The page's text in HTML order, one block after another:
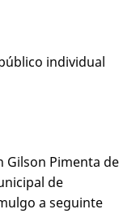
individual
Gilson Pimenta de
de
a seguinte